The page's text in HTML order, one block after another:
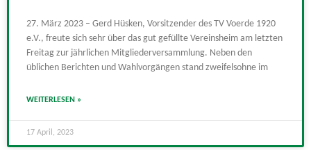
27. März 2023 – Gerd Hüsken, Vorsitzender des TV Voerde 1920
e.V., freute sich sehr über das gut gefüllte Vereinsheim am letzten
Freitag zur jährlichen Mitgliederversammlung. Neben den
üblichen Berichten und Wahlvorgängen stand zweifelsohne im
WEITERLESEN »
17 April, 2023